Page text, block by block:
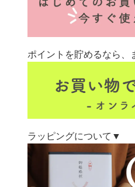
ポイントを貯めるなら
ラッピングについて▼